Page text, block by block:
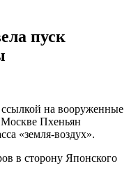
пуск
ссылкой на вооруженные
Пхеньян
«земля-воздух».
в сторону Японского